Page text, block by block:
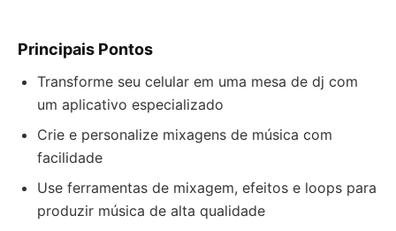
Principais Pontos
Transforme seu celular em uma mesa de dj com
um aplicativo especializado
Crie e personalize mixagens de música com
facilidade
Use ferramentas de mixagem, efeitos e loops para
produzir música de alta qualidade